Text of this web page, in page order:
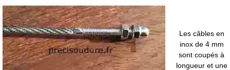
Les câbles en
inox de 4 mm
sont coupés à
longueur et une